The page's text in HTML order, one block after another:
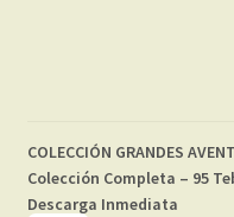
COLECCIÓN GRANDES
Colección Completa – 95
Descarga Inmediata